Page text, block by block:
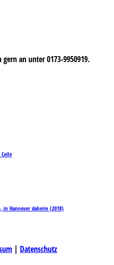
an unter 0173-9950919.
in Hannover daheim (2018)
| Datenschutz